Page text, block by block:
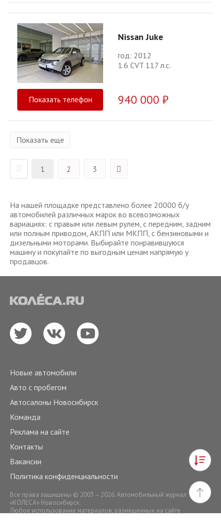
Nissan Juke
год: 2012
1.6 CVT 117 л.с.
Показать телефон 940 000 ₽
Показать еще
1 2 3
На нашей площадке представлено более 20000 б/у
автомобилей различных марок во всевозможных
вариациях: с правым или левым рулем, с передним, задним
или полным приводом, АКПП или МКПП, с бензиновыми и
дизельными моторами. Выбирайте понравившуюся
машину и покупайте по выгодным ценам напрямую у
продавцов.
Новые автомобили
Авто с пробегом
Автосалоны Новосибирск
Команда
Реклама на сайте
Контакты
Вакансии
Политика конфиденциальности
Все права защищены © 2003 – 2026. Автомобильный журнал
«КОЛЕСА» Новосибирск.
Любое использование материалов, размещенных на сайте